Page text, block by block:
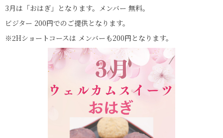
3月は「おはぎ」となります。メンバー 無料。
ビジター 200円でのご提供となります。
※2Hショートコースは メンバーも200円となります。